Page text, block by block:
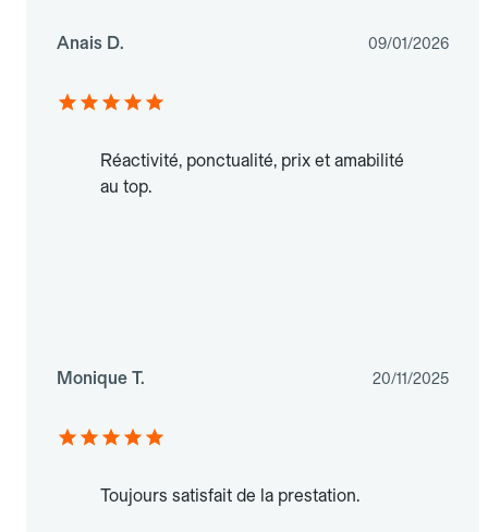
Anais D. 09/01/2026
Réactivité, ponctualité, prix et amabilité
au top.
Monique T. 20/11/2025
Toujours satisfait de la prestation.